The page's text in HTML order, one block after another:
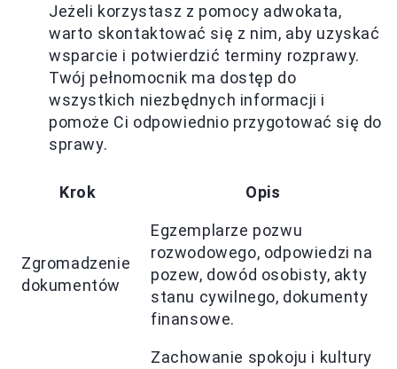
Jeżeli korzystasz z pomocy adwokata,
warto skontaktować się z nim, aby uzyskać
wsparcie i potwierdzić terminy rozprawy.
Twój pełnomocnik ma dostęp do
wszystkich niezbędnych informacji i
pomoże Ci odpowiednio przygotować się do
sprawy.
Krok Opis
Zgromadzenie
dokumentów
Egzemplarze pozwu
rozwodowego, odpowiedzi na
pozew, dowód osobisty, akty
stanu cywilnego, dokumenty
finansowe.
Zachowanie spokoju i kultury